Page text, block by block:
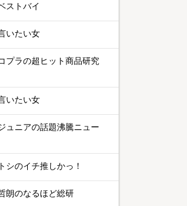
ストバイ
いたい女
プラの超ヒット商品研究
いたい女
ュニアの話題沸騰ニュー
シのイチ推しかっ！
朗のなるほど総研